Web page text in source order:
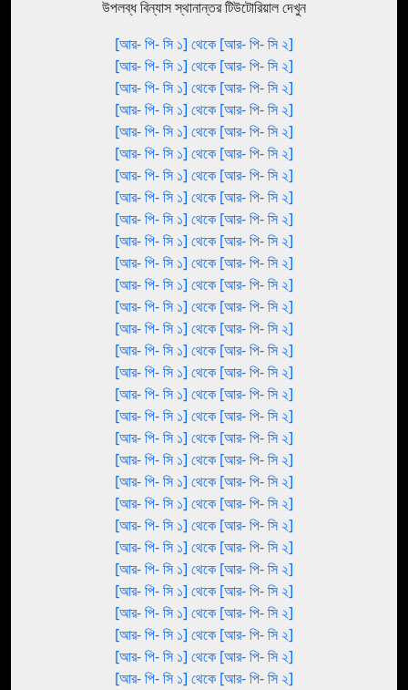
উপলব্ধ বিন্যাস স্থানান্তর টিউটোরিয়াল দেখুন
[আর- পি- সি ১] থেকে [আর- পি- সি ২]
[আর- পি- সি ১] থেকে [আর- পি- সি ২]
[আর- পি- সি ১] থেকে [আর- পি- সি ২]
[আর- পি- সি ১] থেকে [আর- পি- সি ২]
[আর- পি- সি ১] থেকে [আর- পি- সি ২]
[আর- পি- সি ১] থেকে [আর- পি- সি ২]
[আর- পি- সি ১] থেকে [আর- পি- সি ২]
[আর- পি- সি ১] থেকে [আর- পি- সি ২]
[আর- পি- সি ১] থেকে [আর- পি- সি ২]
[আর- পি- সি ১] থেকে [আর- পি- সি ২]
[আর- পি- সি ১] থেকে [আর- পি- সি ২]
[আর- পি- সি ১] থেকে [আর- পি- সি ২]
[আর- পি- সি ১] থেকে [আর- পি- সি ২]
[আর- পি- সি ১] থেকে [আর- পি- সি ২]
[আর- পি- সি ১] থেকে [আর- পি- সি ২]
[আর- পি- সি ১] থেকে [আর- পি- সি ২]
[আর- পি- সি ১] থেকে [আর- পি- সি ২]
[আর- পি- সি ১] থেকে [আর- পি- সি ২]
[আর- পি- সি ১] থেকে [আর- পি- সি ২]
[আর- পি- সি ১] থেকে [আর- পি- সি ২]
[আর- পি- সি ১] থেকে [আর- পি- সি ২]
[আর- পি- সি ১] থেকে [আর- পি- সি ২]
[আর- পি- সি ১] থেকে [আর- পি- সি ২]
[আর- পি- সি ১] থেকে [আর- পি- সি ২]
[আর- পি- সি ১] থেকে [আর- পি- সি ২]
[আর- পি- সি ১] থেকে [আর- পি- সি ২]
[আর- পি- সি ১] থেকে [আর- পি- সি ২]
[আর- পি- সি ১] থেকে [আর- পি- সি ২]
[আর- পি- সি ১] থেকে [আর- পি- সি ২]
[আর- পি- সি ১] থেকে [আর- পি- সি ২]